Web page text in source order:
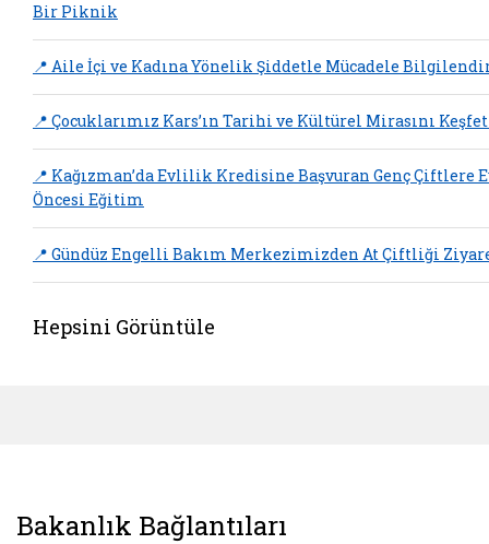
Bir Piknik
📍 Aile İçi ve Kadına Yönelik Şiddetle Mücadele
📍 Çocuklarımız Kars’ın Tarihi ve Kültürel Mirasını
📍 Kağızman’da Evlilik Kredisine Başvuran Genç Çiftlere
Öncesi Eğitim
📍 Gündüz Engelli Bakım Merkezimizden At Çiftliği
Hepsini Görüntüle
Bakanlık Bağlantıları